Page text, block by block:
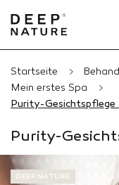
Startseite
Mein erstes Spa
Purity-Gesichtspflege
Purity-
DEEP NATURE